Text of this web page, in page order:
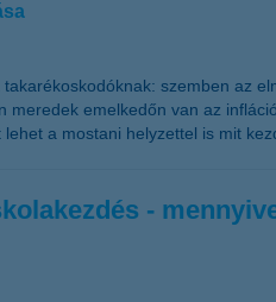
szemben az
meredek emelkedőn van az
a mostani helyzettel is mit
-